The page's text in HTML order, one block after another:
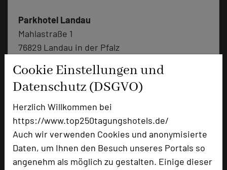
Cookie Einstellungen und
Datenschutz (DSGVO)
Herzlich Willkommen bei
https://www.top250tagungshotels.de/
Auch wir verwenden Cookies und anonymisierte
Daten, um Ihnen den Besuch unseres Portals so
angenehm als möglich zu gestalten. Einige dieser
Parkhotel Landau
Mahlastraße 1
76829 Landau in der Pfalz
phone +49 6341 145-402
mail Email
Homepage
add_circle